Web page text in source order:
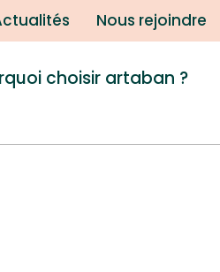
Nous rejoindre
choisir artaban ?